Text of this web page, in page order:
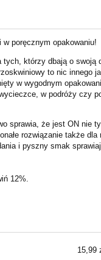
w poręcznym opakowaniu!
którzy dbają o swoją
to nic innego
w wygodnym
w podróży czy
sprawia, że jest ON
rozwiązanie także
i pyszny smak
12%.
ewentualnych kosztów15,99